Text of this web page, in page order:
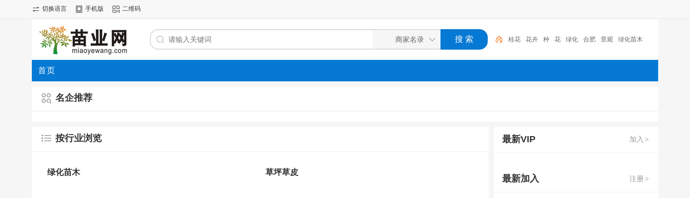
切换语言 手机版 二维码
桂花 花卉 种 花 绿化 合肥 景观 绿化苗木
肥西 红叶碧桃 桂花
首页
名企推荐
按行业浏览
绿化苗木 草坪草皮
加入 >
最新VIP
注册>
最新加入